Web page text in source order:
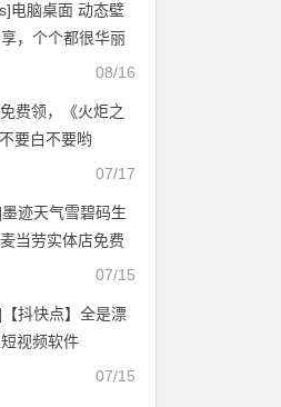
电脑桌面 动态壁
，个个都很华丽
08/16
费领，《火炬之
要白不要哟
07/17
迹天气雪碧码生
当劳实体店免费
07/15
抖快点】全是漂
视频软件
07/15